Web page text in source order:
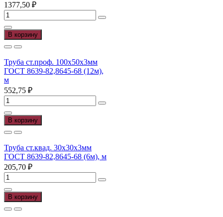
1377,50 ₽
Количество
товара
Труба
ст.квад.120х120х4мм
ГОСТ
8639-
82,8645-
68,
м
В корзину
Труба ст.проф. 100х50х3мм
ГОСТ 8639-82,8645-68 (12м),
м
552,75 ₽
Количество
товара
Труба
ст.проф.
100х50х3мм
ГОСТ
8639-
82,8645-
68
(12м),
м
В корзину
Труба ст.квад. 30х30х3мм
ГОСТ 8639-82,8645-68 (6м), м
205,70 ₽
Количество
товара
Труба
ст.квад.
30х30х3мм
В корзину